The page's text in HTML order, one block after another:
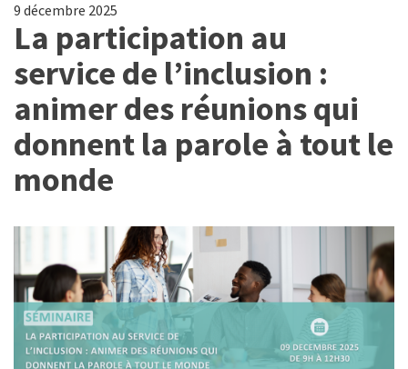
9 décembre 2025
La participation au
service de l’inclusion :
animer des réunions qui
donnent la parole à tout le
monde